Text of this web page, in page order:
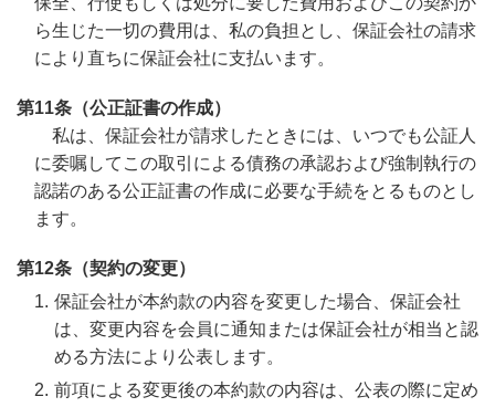
ら生じた一切の費用は、私の負担とし、保証会社の請求
により直ちに保証会社に支払います。
第11条（公正証書の作成）
私は、保証会社が請求したときには、いつでも公証人
に委嘱してこの取引による債務の承認および強制執行の
認諾のある公正証書の作成に必要な手続をとるものとし
ます。
第12条（契約の変更）
保証会社が本約款の内容を変更した場合、保証会社
は、変更内容を会員に通知または保証会社が相当と認
める方法により公表します。
前項による変更後の本約款の内容は、公表の際に定め